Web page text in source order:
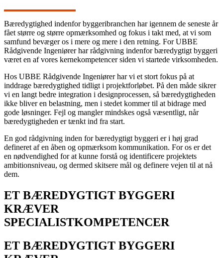
Bæredygtighed indenfor byggeribranchen har igennem de seneste år
fået større og større opmærksomhed og fokus i takt med, at vi som
samfund bevæger os i mere og mere i den retning. For UBBE
Rådgivende Ingeniører har rådgivning indenfor bæredygtigt byggeri
været en af vores kernekompetencer siden vi startede virksomheden.
Hos UBBE Rådgivende Ingeniører har vi et stort fokus på at
inddrage bæredygtighed tidligt i projektforløbet. På den måde sikrer
vi en langt bedre integration i designprocessen, så bæredygtigheden
ikke bliver en belastning, men i stedet kommer til at bidrage med
gode løsninger. Fejl og mangler mindskes også væsentligt, når
bæredygtigheden er tænkt ind fra start.
En god rådgivning inden for bæredygtigt byggeri er i høj grad
defineret af en åben og opmærksom kommunikation. For os er det
en nødvendighed for at kunne forstå og identificere projektets
ambitionsniveau, og dermed skitsere mål og definere vejen til at nå
dem.
ET BÆREDYGTIGT BYGGERI
KRÆVER
SPECIALISTKOMPETENCER
ET BÆREDYGTIGT BYGGERI